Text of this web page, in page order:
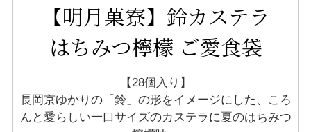
【明月菓寮】鈴カステラ
はちみつ檸檬 ご愛食袋
【28個入り】
長岡京ゆかりの「鈴」の形をイメージにした、
ころ
んと愛らしい一口サイズのカステラに夏のはちみつ